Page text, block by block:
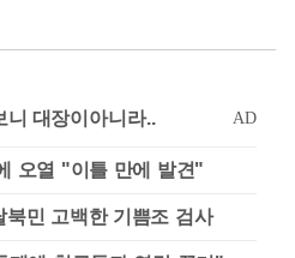
오열 "이틀 만에 발견"
민 고백한 기쁨조 검사